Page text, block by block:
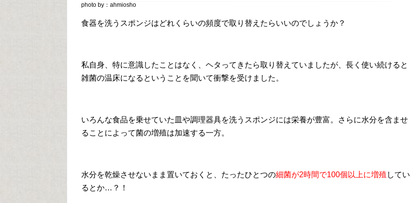
photo by：ahmiosho
食器を洗うスポンジはどれくらいの頻度で取り替えたらいいのでしょうか？
私自身、特に意識したことはなく、ヘタってきたら取り替えていましたが、長く使い続けると
雑菌の温床になるということを聞いて衝撃を受けました。
いろんな食品を乗せていた皿や調理器具を洗うスポンジには栄養が豊富。さらに水分を含ませ
ることによって菌の増殖は加速する一方。
水分を乾燥させないまま置いておくと、たったひとつの細菌が2時間で100個以上に増殖 してい
るとか…？！